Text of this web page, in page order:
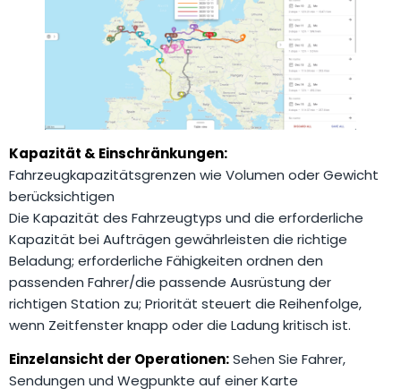
Kapazität & Einschränkungen:
Fahrzeugkapazitätsgrenzen wie Volumen oder Gewicht
berücksichtigen
Die Kapazität des Fahrzeugtyps und die erforderliche
Kapazität bei Aufträgen gewährleisten die richtige
Beladung; erforderliche Fähigkeiten ordnen den
passenden Fahrer/die passende Ausrüstung der
richtigen Station zu; Priorität steuert die Reihenfolge,
wenn Zeitfenster knapp oder die Ladung kritisch ist.
Einzelansicht der Operationen:Sehen Sie Fahrer,
Sendungen und Wegpunkte auf einer Karte